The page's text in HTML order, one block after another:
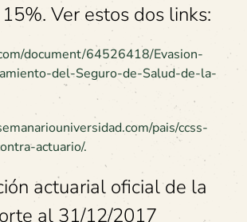
Ver estos dos links:
document/64526418/Evasion-
del-Seguro-de-Salud-de-la-
pais/ccss-
actuario/.
actuarial oficial de la
al 31/12/2017